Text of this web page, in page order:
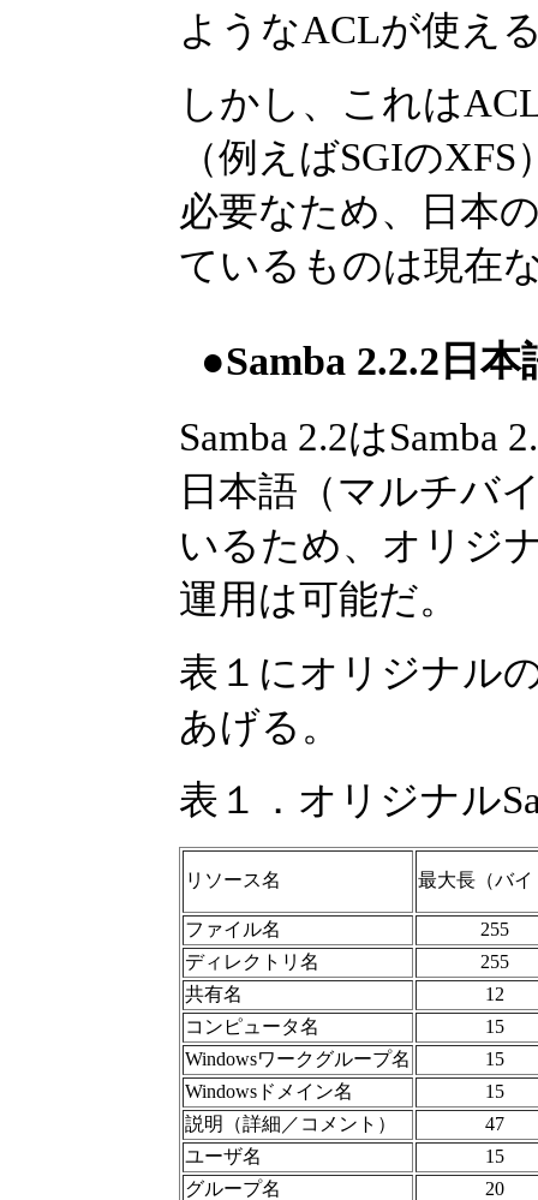
ようなACLが使え
しかし、これは
（例えばSGIの
必要なため、日本
ているものは現在
●Samba 2.2.2日
Samba 2.2はSamba
日本語（マルチバ
いるため、オリジ
運用は可能だ。
表１にオリジナル
あげる。
表１．オリジナル
リソース名 最大長（バイ
ファイル名
255
ディレクトリ名
255
共有名
12
コンピュータ名
15
Windowsワークグループ名
15
Windowsドメイン名
15
説明（詳細／コメント）
47
ユーザ名
15
グループ名
20